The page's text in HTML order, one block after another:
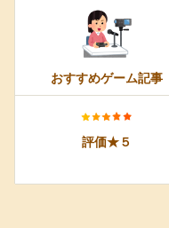
おすすめゲーム記事
評価★５